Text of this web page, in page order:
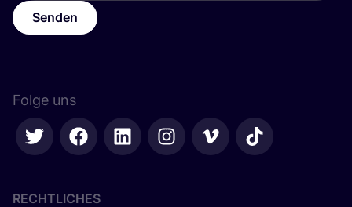
Senden
Folge uns
RECHTLICHES